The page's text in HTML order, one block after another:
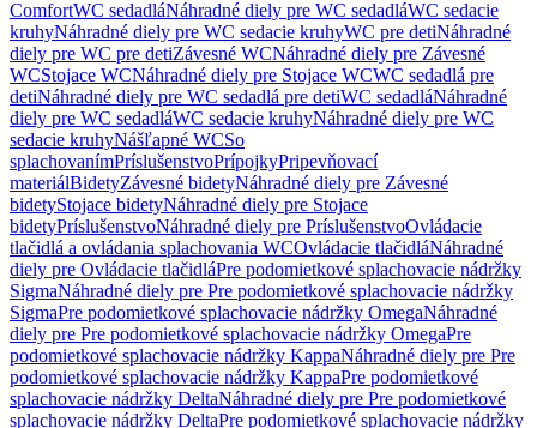
ComfortWC sedadláNáhradné diely pre WC sedadláWC sedacie
kruhyNáhradné diely pre WC sedacie kruhyWC pre detiNáhradné
diely pre WC pre detiZávesné WCNáhradné diely pre Závesné
WCStojace WCNáhradné diely pre Stojace WCWC sedadlá pre
detiNáhradné diely pre WC sedadlá pre detiWC sedadláNáhradné
diely pre WC sedadláWC sedacie kruhyNáhradné diely pre WC
sedacie kruhyNášľapné WCSo
splachovanímPríslušenstvoPrípojkyPripevňovací
materiálBidetyZávesné bidetyNáhradné diely pre Závesné
bidetyStojace bidetyNáhradné diely pre Stojace
bidetyPríslušenstvoNáhradné diely pre PríslušenstvoOvládacie
tlačidlá a ovládania splachovania WCOvládacie tlačidláNáhradné
diely pre Ovládacie tlačidláPre podomietkové splachovacie nádržky
SigmaNáhradné diely pre Pre podomietkové splachovacie nádržky
SigmaPre podomietkové splachovacie nádržky OmegaNáhradné
diely pre Pre podomietkové splachovacie nádržky OmegaPre
podomietkové splachovacie nádržky KappaNáhradné diely pre Pre
podomietkové splachovacie nádržky KappaPre podomietkové
splachovacie nádržky DeltaNáhradné diely pre Pre podomietkové
splachovacie nádržky DeltaPre podomietkové splachovacie nádržky